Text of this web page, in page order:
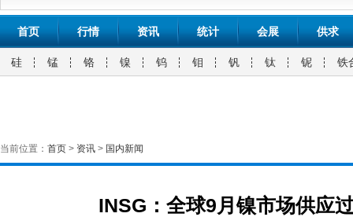
首页 行情 资讯 统计 会展 供求
硅 锰 铬 镍 钨 钼 钒 钛 铌 铁
当前位置： 首页 > 资讯 > 国内新闻
INSG：全球9月镍市场供应